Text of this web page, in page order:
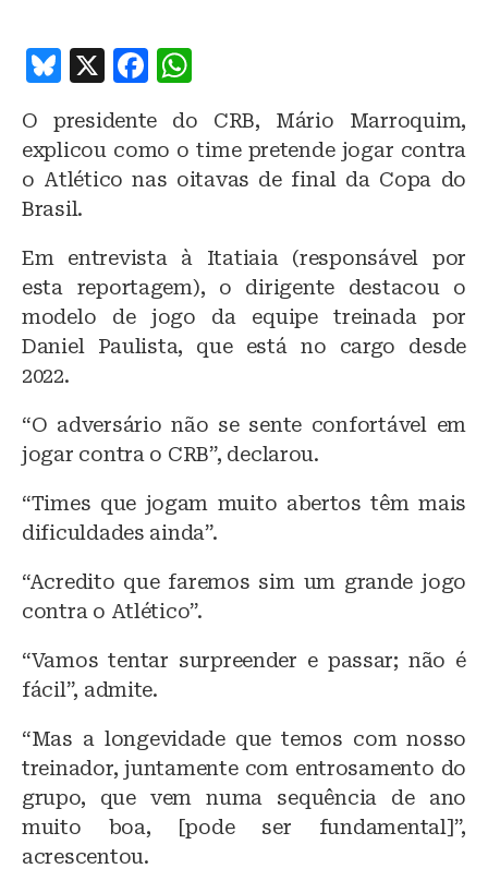
B
e
s
k
X
F
c
e
o
o
k
at
s
p
p
O presidente do CRB, Mário Marroquim,
explicou como o time pretende jogar contra
o Atlético nas oitavas de final da Copa do
Brasil.
Em entrevista à Itatiaia (responsável por
esta reportagem), o dirigente destacou o
modelo de jogo da equipe treinada por
Daniel Paulista, que está no cargo desde
2022.
“O adversário não se sente confortável em
jogar contra o CRB”, declarou.
“Times que jogam muito abertos têm mais
dificuldades ainda”.
“Acredito que faremos sim um grande jogo
contra o Atlético”.
“Vamos tentar surpreender e passar; não é
fácil”, admite.
“Mas a longevidade que temos com nosso
treinador, juntamente com entrosamento do
grupo, que vem numa sequência de ano
muito boa, [pode ser fundamental]”,
acrescentou.